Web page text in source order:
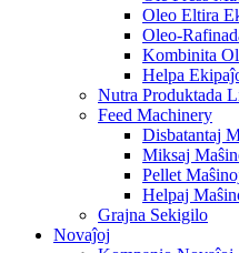
Oleo Eltira
Oleo-
Kombinita
Helpa
Nutra Produktada
Feed Machinery
Disbatantaj
Miksaj
Pellet
Helpaj
Grajna Sekigilo
Novaĵoj